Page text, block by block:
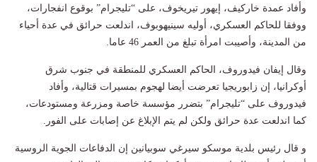
وأفاد عمدة خاركيف، إيهور تيريخوف، على “تليجرام” بوقوع انفجارات،
ووفقا للحاكم العسكري، أوليه سينيهوبوف، اندلعت حرائق في عدة أحياء
من المدينة، وأصيبت امرأة تبلغ من العمر 46 عاما.
وقال إيفان فيدوروف، الحاكم العسكري للمنطقة في جنوب شرق
أوكرانيا، إن زابوريجيا تعرضت أيضا لهجوم بمسيرات قتالية، وأفاد
فيدوروف على “تليجرام” بتضرر مؤسسة خاصة ومزرعة ومستودعات،
كما اندلعت عدة حرائق ولكن لم يتم الإبلاغ عن إصابات على الفور.
و قال رئيس بلدية موسكو سيرغي سوبيانين إن الدفاعات الجوية الروسية